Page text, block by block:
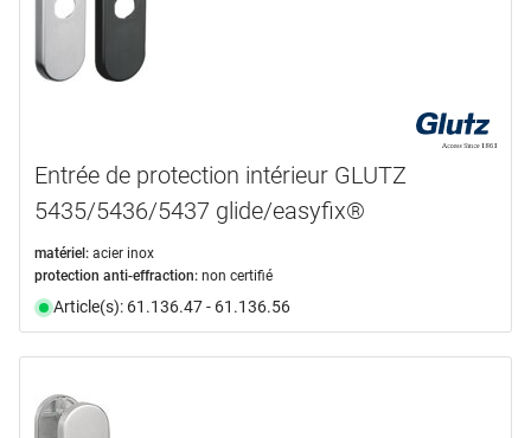
Entrée de protection intérieur GLUTZ
5435/5436/5437 glide/easyfix®
matériel: acier inox
protection anti-effraction: non certifié
Article(s): 61.136.47 - 61.136.56